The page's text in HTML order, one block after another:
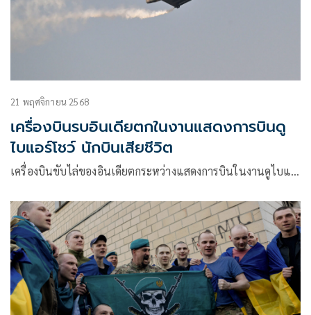
21 พฤศจิกายน 2568
เครื่องบินรบอินเดียตกในงานแสดงการบินดู
ไบแอร์โชว์ นักบินเสียชีวิต
เครื่องบินขับไล่ของอินเดียตกระหว่างแสดงการบินในงานดูไบแ…